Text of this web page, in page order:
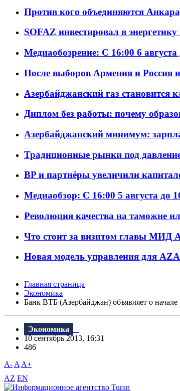
Против кого объединяются
SOFAZ инвестировал в
Медиаобозрение: С 16:00 6 августа
После выборов Армения и Россия
Азербайджанский газ
Диплом без работы: почему
Азербайджанский минимум:
Традиционные рынки под
BP и партнёры увеличили
Медиаобзор: С 16:00 5 августа до
Революция качества на таможне
Что стоит за визитом главы МИД
Новая модель управления для
Главная страница
Экономика
Банк ВТБ (Азербайджан) объявляет о
Экономика
10 сентябрь 2013, 16:31
486
A- A A+
AZ EN